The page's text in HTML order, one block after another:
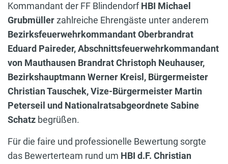
Kommandant der FF BlindendorfHBI Michael
Grubmüllerzahlreiche Ehrengäste unter anderem
Bezirksfeuerwehrkommandant Oberbrandrat
Eduard Paireder, Abschnittsfeuerwehrkommandant
von Mauthausen Brandrat Christoph Neuhauser,
Bezirkshauptmann Werner Kreisl, Bürgermeister
Christian Tauschek, Vize-Bürgermeister Martin
Peterseil und Nationalratsabgeordnete Sabine
Schatz begrüßen.
Für die faire und professionelle Bewertung sorgte
das Bewerterteam rund um HBI d.F. Christian